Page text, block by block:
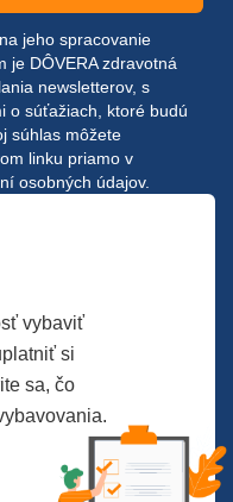
jeho spracovanie
je DÔVERA zdravotná
newsletterov, s
o súťažiach, ktoré budú
súhlas môžete
linku priamo v
osobných údajov.
vybaviť
si
sa, čo